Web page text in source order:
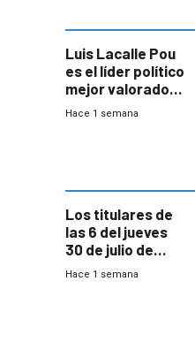
Luis Lacalle Pou
es el líder político
mejor valorado
del país, según
Hace 1 semana
Los titulares de
las 6 del jueves
30 de julio de
2026
Hace 1 semana